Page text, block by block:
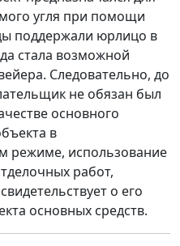
угля при помощи
поддержали юрлицо в
стала возможной
Следовательно, до
не обязан был
основного
в
режиме, использование
работ,
о его
основных средств.